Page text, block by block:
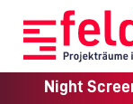
Night